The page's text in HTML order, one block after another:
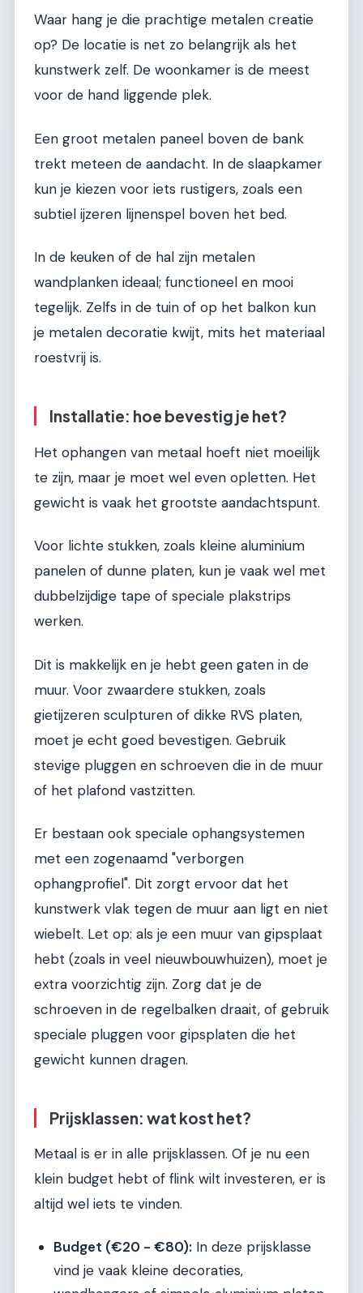
Waar hang je die prachtige metalen creatie
op? De locatie is net zo belangrijk als het
kunstwerk zelf. De woonkamer is de meest
voor de hand liggende plek.
Een groot metalen paneel boven de bank
trekt meteen de aandacht. In de slaapkamer
kun je kiezen voor iets rustigers, zoals een
subtiel ijzeren lijnenspel boven het bed.
In de keuken of de hal zijn metalen
wandplanken ideaal; functioneel en mooi
tegelijk. Zelfs in de tuin of op het balkon kun
je metalen decoratie kwijt, mits het materiaal
roestvrij is.
Installatie: hoe bevestig je het?
Het ophangen van metaal hoeft niet moeilijk
te zijn, maar je moet wel even opletten. Het
gewicht is vaak het grootste aandachtspunt.
Voor lichte stukken, zoals kleine aluminium
panelen of dunne platen, kun je vaak wel met
dubbelzijdige tape of speciale plakstrips
werken.
Dit is makkelijk en je hebt geen gaten in de
muur. Voor zwaardere stukken, zoals
gietijzeren sculpturen of dikke RVS platen,
moet je echt goed bevestigen. Gebruik
stevige pluggen en schroeven die in de muur
of het plafond vastzitten.
Er bestaan ook speciale ophangsystemen
met een zogenaamd "verborgen
ophangprofiel". Dit zorgt ervoor dat het
kunstwerk vlak tegen de muur aan ligt en niet
wiebelt. Let op: als je een muur van gipsplaat
hebt (zoals in veel nieuwbouwhuizen), moet je
extra voorzichtig zijn. Zorg dat je de
schroeven in de regelbalken draait, of gebruik
speciale pluggen voor gipsplaten die het
gewicht kunnen dragen.
Prijsklassen: wat kost het?
Metaal is er in alle prijsklassen. Of je nu een
klein budget hebt of flink wilt investeren, er is
altijd wel iets te vinden.
Budget (€20 - €80): In deze prijsklasse
vind je vaak kleine decoraties,